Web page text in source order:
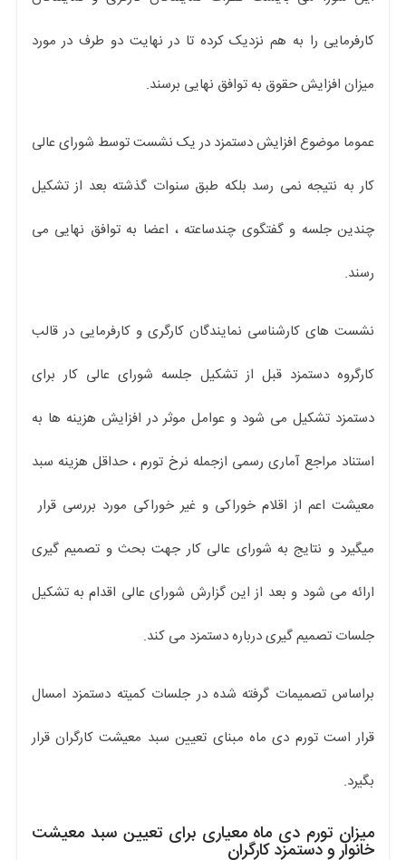
کارفرمایی را به هم نزدیک کرده تا در نهایت دو طرف در مورد
میزان افزایش حقوق به توافق نهایی برسند.
عموما موضوع افزایش دستمزد در یک نشست توسط شورای عالی
کار به نتیجه نمی رسد بلکه طبق سنوات گذشته بعد از تشکیل
چندین جلسه و گفتگوی چندساعته ، اعضا به توافق نهایی می
رسند.
نشست های کارشناسی نمایندگان کارگری و کارفرمایی در قالب
کارگروه دستمزد قبل از تشکیل جلسه شورای عالی کار برای
دستمزد تشکیل می شود و عوامل موثر در افزایش هزینه ها به
استناد مراجع آماری رسمی ازجمله نرخ تورم ، حداقل هزینه سبد
معیشت اعم از اقلام خوراکی و غیر خوراکی مورد بررسی قرار
میگیرد و نتایج به شورای عالی کار جهت بحث و تصمیم گیری
ارائه می شود و بعد از این گزارش شورای عالی اقدام به تشکیل
جلسات تصمیم گیری درباره دستمزد می کند.
براساس تصمیمات گرفته شده در جلسات کمیته دستمزد امسال
قرار است تورم دی ماه مبنای تعیین سبد معیشت کارگران قرار
بگیرد.
میزان تورم دی ماه معیاری برای تعیین سبد معیشت
خانوار و دستمزد کارگران